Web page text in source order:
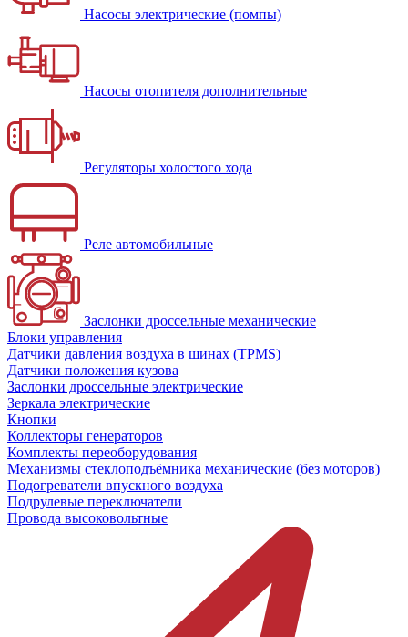
Насосы электрические (помпы)
Насосы отопителя дополнительные
Регуляторы холостого хода
Реле автомобильные
Заслонки дроссельные механические
Блоки управления
Датчики давления воздуха в шинах (TPMS)
Датчики положения кузова
Заслонки дроссельные электрические
Зеркала электрические
Кнопки
Коллекторы генераторов
Комплекты переоборудования
Механизмы стеклоподъёмника механические (без моторов)
Подогреватели впускного воздуха
Подрулевые переключатели
Провода высоковольтные